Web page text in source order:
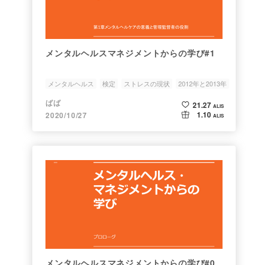
メンタルヘルスマネジメントからの学び#1
メンタルヘルス 検定 ストレスの現状
2012年と2013年
答えのコツ
ばば
2020/10/27
21.27 ALIS
1.10 ALIS
メンタルヘルスマネジメントからの学び#0